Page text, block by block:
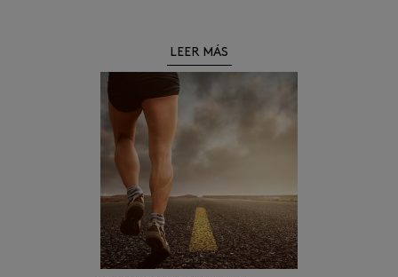
fiestas navideñas.LEER MÁS